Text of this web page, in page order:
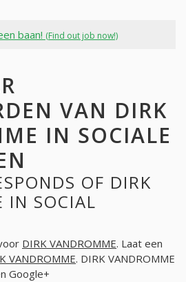
baan! (Find out job now!)
VAN DIRK
IN SOCIALE
OF DIRK
IN SOCIAL
DIRK VANDROMME. Laat een
VANDROMME. DIRK VANDROMME
Google+